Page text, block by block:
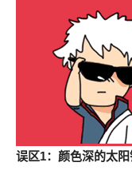
误区1： 颜色深的太